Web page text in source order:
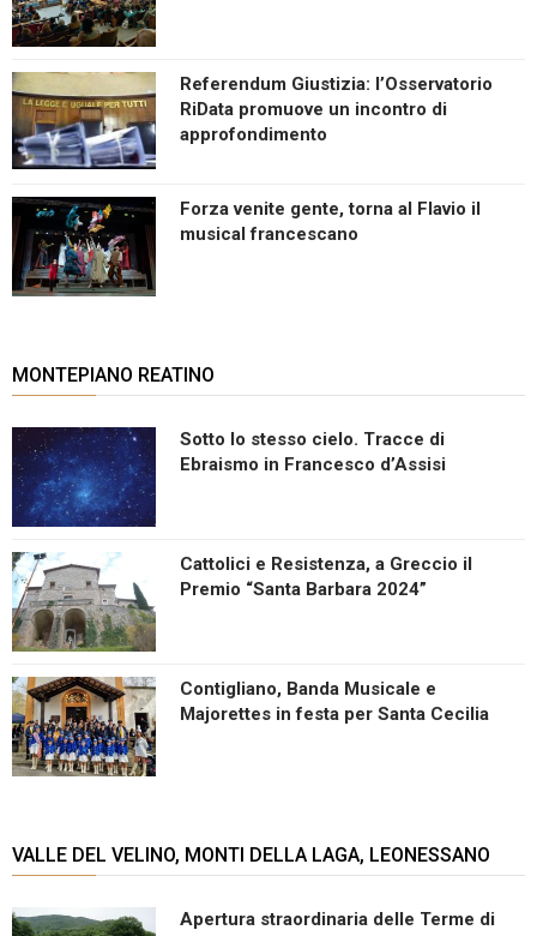
Referendum Giustizia: l’Osservatorio
RiData promuove un incontro di
approfondimento
Forza venite gente, torna al Flavio il
musical francescano
MONTEPIANO REATINO
Sotto lo stesso cielo. Tracce di
Ebraismo in Francesco d’Assisi
Cattolici e Resistenza, a Greccio il
Premio “Santa Barbara 2024”
Contigliano, Banda Musicale e
Majorettes in festa per Santa Cecilia
VALLE DEL VELINO, MONTI DELLA LAGA, LEONESSANO
Apertura straordinaria delle Terme di